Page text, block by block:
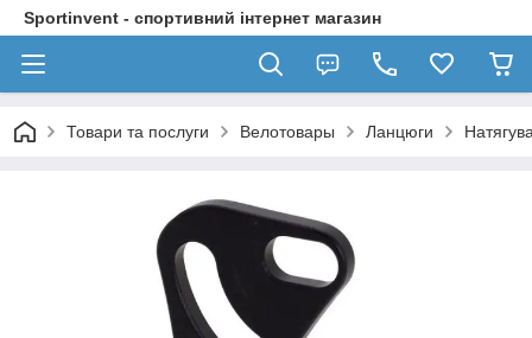
Sportinvent - спортивний інтернет магазин
Товари та послуги Велотовары Ланцюги